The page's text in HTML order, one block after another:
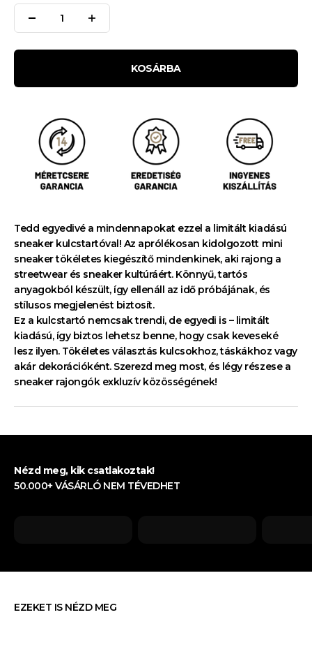
KOSÁRBA
Tedd egyedivé a mindennapokat ezzel a limitált kiadású
sneaker kulcstartóval! Az aprólékosan kidolgozott mini
sneaker tökéletes kiegészítő mindenkinek, aki rajong a
streetwear és sneaker kultúráért. Könnyű, tartós
anyagokból készült, így ellenáll az idő próbájának, és
stílusos megjelenést biztosít.
Ez a kulcstartó nemcsak trendi, de egyedi is – limitált
kiadású, így biztos lehetsz benne, hogy csak keveseké
lesz ilyen. Tökéletes választás kulcsokhoz, táskákhoz vagy
akár dekorációként. Szerezd meg most, és légy részese a
sneaker rajongók exkluzív közösségének!
Nézd meg, kik csatlakoztak!
50.000+ VÁSÁRLÓ NEM TÉVEDHET
EZEKET IS NÉZD MEG